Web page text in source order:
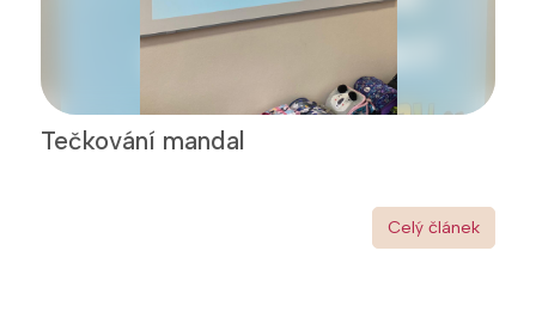
Tečkování mandal
Celý článek